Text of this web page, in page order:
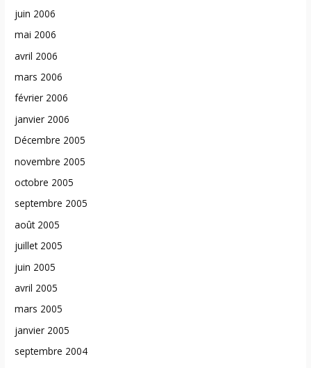
juin 2006
mai 2006
avril 2006
mars 2006
février 2006
janvier 2006
Décembre 2005
novembre 2005
octobre 2005
septembre 2005
août 2005
juillet 2005
juin 2005
avril 2005
mars 2005
janvier 2005
septembre 2004